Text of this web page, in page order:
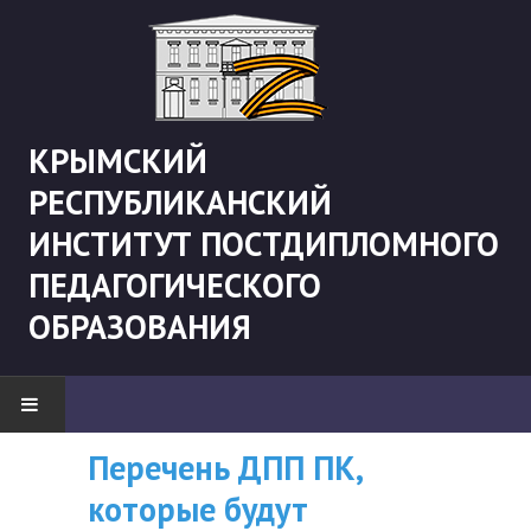
КРЫМСКИЙ
РЕСПУБЛИКАНСКИЙ
ИНСТИТУТ ПОСТДИПЛОМНОГО
ПЕДАГОГИЧЕСКОГО
ОБРАЗОВАНИЯ
НОВОСТИ
"Боевая" русистика
ВНИМАНИЮ
СЛУШАТЕЛЕЙ, У
Перечень ДПП ПК,
которые будут